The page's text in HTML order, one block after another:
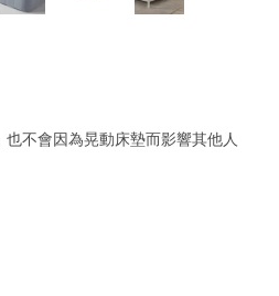
不會因為晃動床墊而影響其他人